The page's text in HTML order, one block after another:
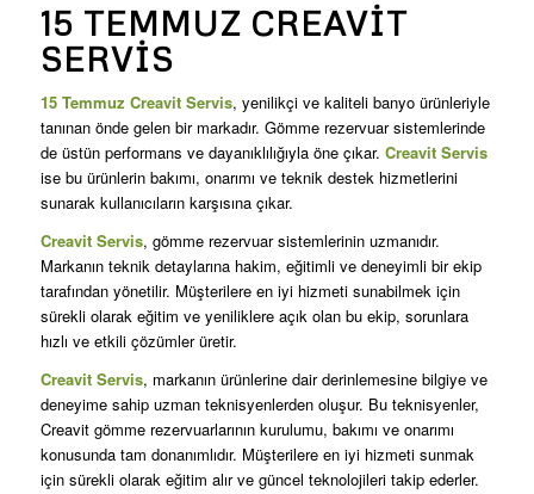
15 TEMMUZ CREAVIT
SERVIS
15 Temmuz Creavit Servis, yenilikçi ve kaliteli banyo ürünleriyle
tanınan önde gelen bir markadır. Gömme rezervuar sistemlerinde
de üstün performans ve dayanıklılığıyla öne çıkar. Creavit Servis
ise bu ürünlerin bakımı, onarımı ve teknik destek hizmetlerini
sunarak kullanıcıların karşısına çıkar.
Creavit Servis, gömme rezervuar sistemlerinin uzmanıdır.
Markanın teknik detaylarına hakim, eğitimli ve deneyimli bir ekip
tarafından yönetilir. Müşterilere en iyi hizmeti sunabilmek için
sürekli olarak eğitim ve yeniliklere açık olan bu ekip, sorunlara
hızlı ve etkili çözümler üretir.
Creavit Servis, markanın ürünlerine dair derinlemesine bilgiye ve
deneyime sahip uzman teknisyenlerden oluşur. Bu teknisyenler,
Creavit gömme rezervuarlarının kurulumu, bakımı ve onarımı
konusunda tam donanımlıdır. Müşterilere en iyi hizmeti sunmak
için sürekli olarak eğitim alır ve güncel teknolojileri takip ederler.